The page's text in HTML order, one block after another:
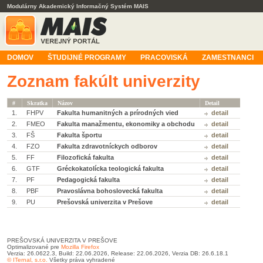
Modulárny Akademický Informačný Systém MAIS
DOMOV ŠTUDIJNÉ PROGRAMY PRACOVISKÁ ZAMESTNANCI
Zoznam fakúlt univerzity
# Skratka Názov Detail
1. FHPV Fakulta humanitných a prírodných vied
detail
2.
FMEO Fakulta manažmentu, ekonomiky a obchodu
detail
3.
FŠ Fakulta športu
detail
4.
FZO Fakulta zdravotníckych odborov
detail
5.
FF Filozofická fakulta
detail
6.
GTF Gréckokatolícka teologická fakulta
detail
7.
PF Pedagogická fakulta
detail
8.
PBF Pravoslávna bohoslovecká fakulta
detail
9.
PU Prešovská univerzita v Prešove detail
PREŠOVSKÁ UNIVERZITA V PREŠOVE
Optimalizované pre Mozilla Firefox
Verzia: 26.0622.3, Build: 22.06.2026, Release: 22.06.2026, Verzia DB: 26.6.18.1
© ITernal, s.r.o. Všetky práva vyhradené